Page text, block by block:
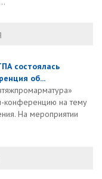
состоялась
об...
конференцию на тему
На мероприятии